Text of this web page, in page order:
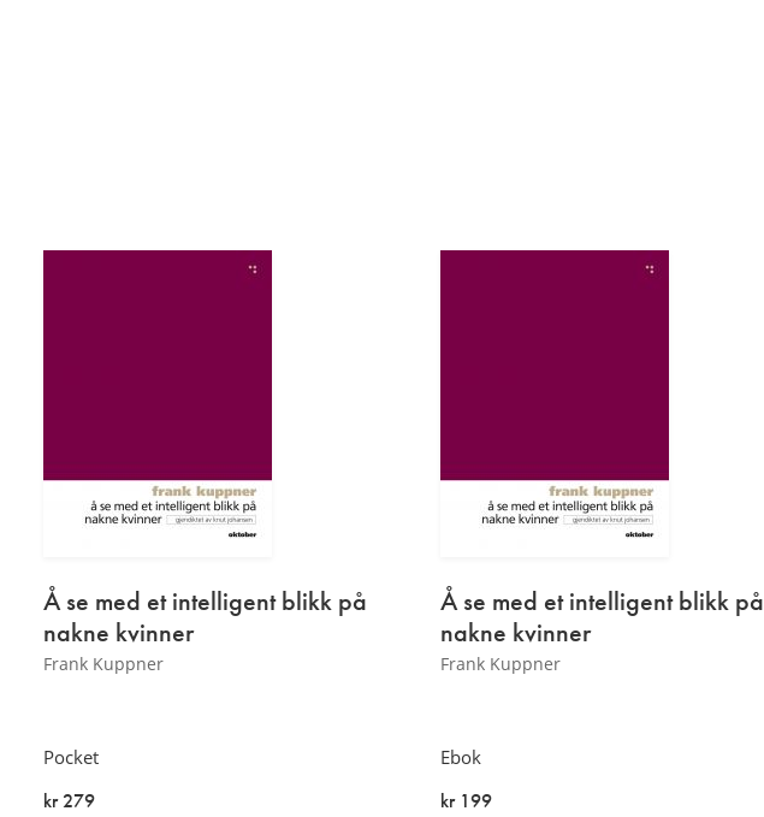
Frank Kuppner
Å se med et intelligent blikk på
nakne kvinner
Pocket
kr 279
Frank Kuppner
Å se med et intelligent blikk på
nakne kvinner
Ebok
kr 199